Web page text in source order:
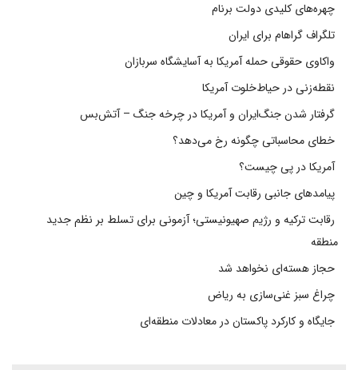
چهره‌های کلیدی دولت برنام
تلگراف گراهام برای ایران
واکاوی حقوقی حمله آمریکا به آسایشگاه سربازان
نقطه‌زنی در حیاط‌خلوت آمریکا
گرفتار شدن جنگ‌ایران و آمریکا در چرخه جنگ – آتش‌بس
خطای محاسباتی چگونه رخ می‌دهد؟
آمریکا در پی چیست؟
پیامدهای جانبی رقابت آمریکا و چین
رقابت ترکیه و رژیم صهیونیستی؛ آزمونی برای تسلط بر نظم جدید
منطقه
حجاز هسته‌ای نخواهد شد
چراغ سبز غنی‌سازی به ریاض
جایگاه و کارکرد پاکستان در معادلات منطقه‌ای